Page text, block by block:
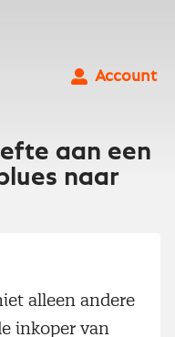
Account
aan een
naar
alleen andere
inkoper van